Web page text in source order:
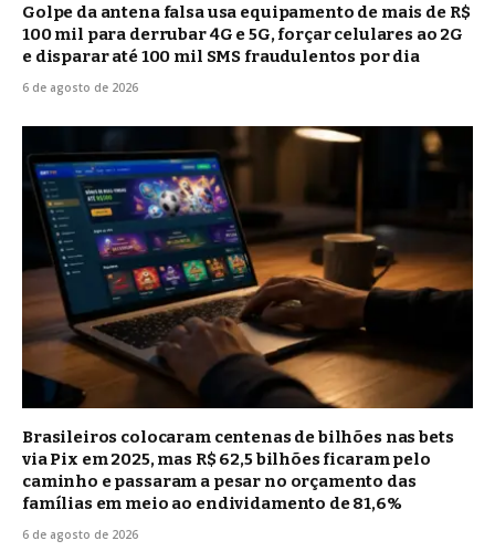
Golpe da antena falsa usa equipamento de mais de R$
100 mil para derrubar 4G e 5G, forçar celulares ao 2G
e disparar até 100 mil SMS fraudulentos por dia
6 de agosto de 2026
Brasileiros colocaram centenas de bilhões nas bets
via Pix em 2025, mas R$ 62,5 bilhões ficaram pelo
caminho e passaram a pesar no orçamento das
famílias em meio ao endividamento de 81,6%
6 de agosto de 2026